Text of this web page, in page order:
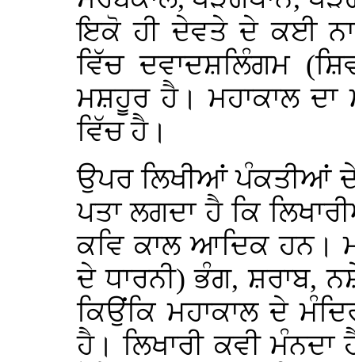
ਇਕੋ ਹੀ ਦੇਵਤੇ ਦੇ ਕਈ
ਵਿੱਚ ਦਵਾਦਸ਼ਲਿੰਗਮ
ਮਸ਼ਹੂਰ ਹੈ। ਮਹਾਕਾਲ
ਵਿੱਚ ਹੈ।
ਉਪਰ ਲਿਖੀਆਂ ਪੰਕਤੀਆਂ
ਪਤਾ ਲਗਦਾ ਹੈ ਕਿ
ਕਵਿ ਕਾਲ ਆਦਿਕ ਹਨ।
ਦੇ ਧਾਰਨੀ) ਭੰਗ, ਸ਼ਰਾਬ,
ਕਿਉਂਕਿ ਮਹਾਕਾਲ ਦੇ
ਹੈ। ਲਿਖਾਰੀ ਕਵੀ